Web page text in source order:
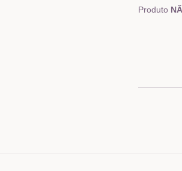
Produto